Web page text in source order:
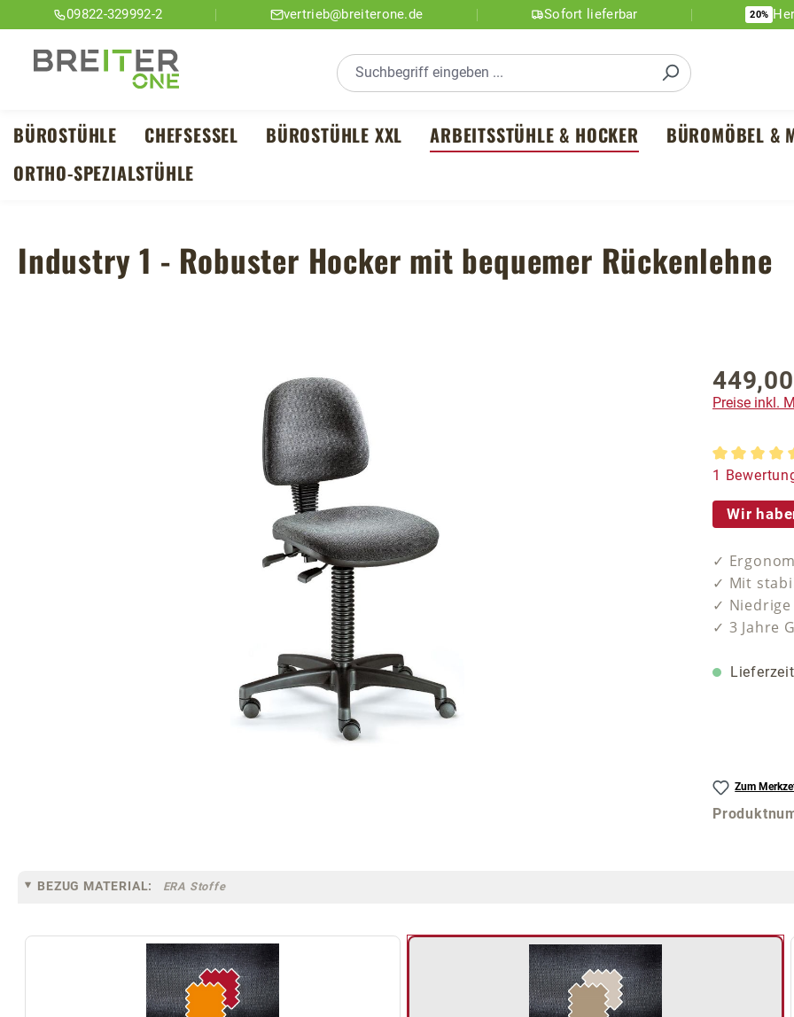
Hauptinhalt springen
Zur Suche springen
Zur Hauptnavigation springen
09822-329992-2 vertrieb@breiterone.de Sofort lieferbar 20%
BÜROSTÜHLE CHEFSESSEL BÜROSTÜHLE XXL ARBEITSSTÜHLE & HOCKER BÜROMÖBEL &
ORTHO-SPEZIALSTÜHLE
Industry 1 - Robuster Hocker mit bequemer Rückenlehne
Regulärer
Preise inkl.
1
Wir
✓
✓ Mit
✓
✓ 3 Jahre
Zum
BEZUG MATERIAL: ERA Stoffe